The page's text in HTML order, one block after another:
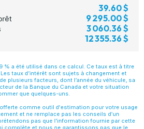
39.60 $
9 295.00 $
3 060.36 $
12 355.36 $
% a été utilisé dans ce calcul. Ce taux est à titre
taux d’intérêt sont sujets à changement et
plusieurs facteurs, dont l’année du véhicule, sa
de la Banque du Canada et votre situation
que quelques-uns.
comme outil d'estimation pour votre usage
et ne remplace pas les conseils d'un
pas que l'information fournie par cette
complète et nous ne garantissons pas que le